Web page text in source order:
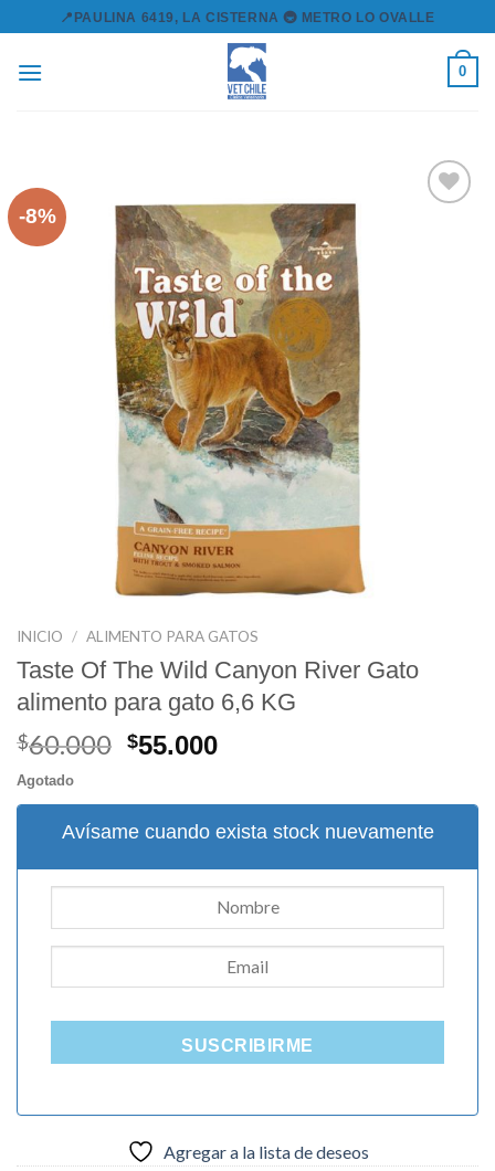
to
content
📍PAULINA 6419, LA CISTERNA 🚇 METRO LO OVALLE
0
-8%
INICIO / ALIMENTO PARA GATOS
Taste Of The Wild Canyon River Gato
alimento para gato 6,6 KG
$60.000 El
era:
$60.000.
$55.000El
es:
$55.000.
Agotado
Avísame cuando exista stock nuevamente
SUSCRIBIRME
Agregar a la lista de deseos